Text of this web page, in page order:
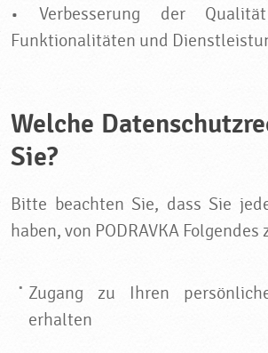
• Verbesserung der
Funktionalitäten und
Welche
Sie?
Bitte beachten Sie, dass Sie
haben, von PODRAVKA
Zugang zu Ihren
erhalten